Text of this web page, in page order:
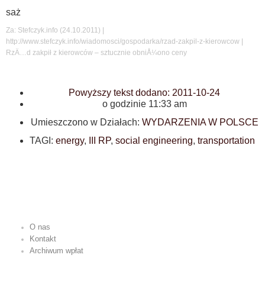
saż
Za: Stefczyk.info (24.10.2011) |
http://www.stefczyk.info/wiadomosci/gospodarka/rzad-zakpil-z-kierowcow |
RzÄ…d zakpił z kierowców – sztucznie obniÅ¼ono ceny
Powyższy tekst dodano: 2011-10-24
o godzinie 11:33 am
Umieszczono w Działach: WYDARZENIA W POLSCE
TAGI: energy, III RP, social engineering, transportation
O nas
Kontakt
Archiwum wpłat